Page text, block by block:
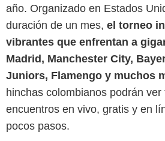
año. Organizado en Estados
duración de un mes, el torneo
vibrantes que enfrentan a
Madrid, Manchester City,
Juniors, Flamengo y muchos
hinchas colombianos podrán ver
encuentros en vivo, gratis y en
pocos pasos.